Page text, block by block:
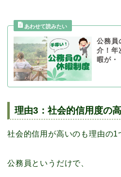
公務員
介！年
暇が・
理由3：社会的信用度の
社会的信用が高いのも理由の1
公務員というだけで、